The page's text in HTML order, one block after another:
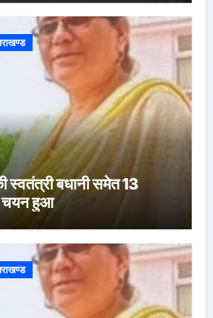
स्वतंत्री बधानी समेत 13
चयन हुआ